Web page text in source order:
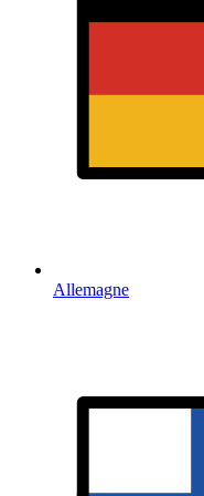
Allemagne